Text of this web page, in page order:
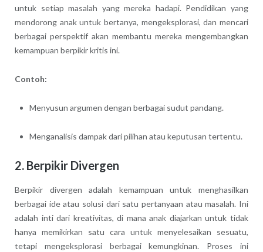
untuk setiap masalah yang mereka hadapi. Pendidikan yang
mendorong anak untuk bertanya, mengeksplorasi, dan mencari
berbagai perspektif akan membantu mereka mengembangkan
kemampuan berpikir kritis ini.
Contoh:
Menyusun argumen dengan berbagai sudut pandang.
Menganalisis dampak dari pilihan atau keputusan tertentu.
2. Berpikir Divergen
Berpikir divergen adalah kemampuan untuk menghasilkan
berbagai ide atau solusi dari satu pertanyaan atau masalah. Ini
adalah inti dari kreativitas, di mana anak diajarkan untuk tidak
hanya memikirkan satu cara untuk menyelesaikan sesuatu,
tetapi mengeksplorasi berbagai kemungkinan. Proses ini